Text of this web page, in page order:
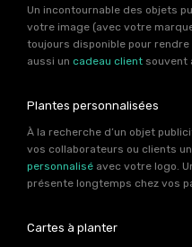
Un incontournable des objets
votre image (avec votre
toujours disponible pour rendre
aussi un cadeau client souvent
Plantes personnalisées
À la recherche d’un objet
vos collaborateurs ou clients
personnalisé avec votre logo.
présente longtemps chez vos
Cartes à planter